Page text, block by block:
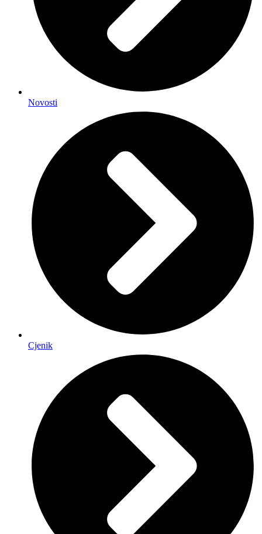
Novosti
Cjenik